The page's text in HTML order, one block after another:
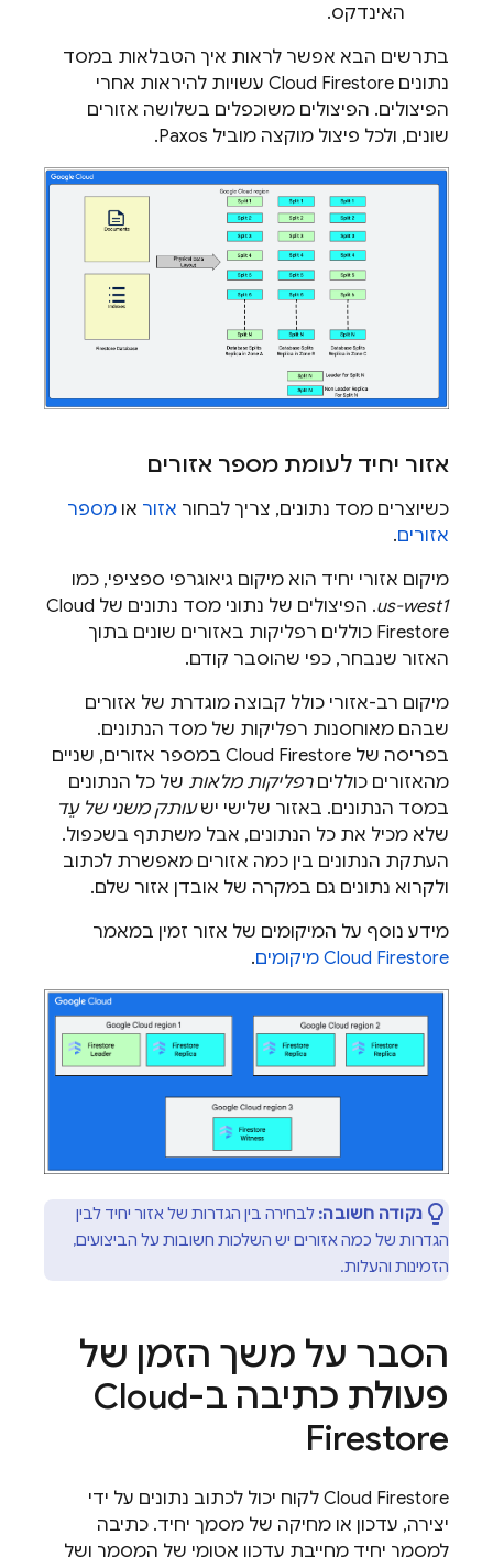
האינדקס.
בתרשים הבא אפשר לראות איך הטבלאות במסד
נתונים Cloud Firestore עשויות להיראות אחרי
הפיצולים. הפיצולים משוכפלים בשלושה אזורים
שונים, ולכל פיצול מוקצה מוביל Paxos.
אזור יחיד לעומת מספר אזורים
כשיוצרים מסד נתונים, צריך לבחור אזור או מספר
אזורים.
מיקום אזורי יחיד הוא מיקום גיאוגרפי ספציפי, כמו
us-west1. הפיצולים של נתוני מסד נתונים של Cloud
Firestore כוללים רפליקות באזורים שונים בתוך
האזור שנבחר, כפי שהוסבר קודם.
מיקום רב-אזורי כולל קבוצה מוגדרת של אזורים
שבהם מאוחסנות רפליקות של מסד הנתונים.
בפריסה של Cloud Firestore במספר אזורים, שניים
מהאזורים כולליםרפליקות מלאות של כל הנתונים
במסד הנתונים. באזור שלישי ישעותק משני של עֵד
שלא מכיל את כל הנתונים, אבל משתתף בשכפול.
העתקת הנתונים בין כמה אזורים מאפשרת לכתוב
ולקרוא נתונים גם במקרה של אובדן אזור שלם.
מידע נוסף על המיקומים של אזור זמין במאמר
Cloud Firestore מיקומים.
נקודה חשובה: לבחירה בין הגדרות של אזור יחיד לבין
הגדרות של כמה אזורים יש השלכות חשובות על הביצועים,
הזמינות והעלות.
הסבר על משך הזמן של
פעולת כתיבה ב-Cloud
Firestore
Cloud Firestore לקוח יכול לכתוב נתונים על ידי
יצירה, עדכון או מחיקה של מסמך יחיד. כתיבה
למסמך יחיד מחייבת עדכון אטומי של המסמך ושל